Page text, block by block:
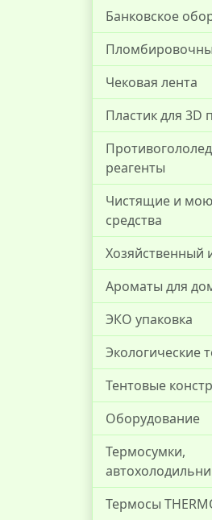
Банковское
Чековая лента
Пластик для 3D
реагенты
Чистящие и
средства
Хозяйственный
Ароматы для
ЭКО упаковка
Экологические
Тентовые
Оборудование
Термосумки,
Термосы